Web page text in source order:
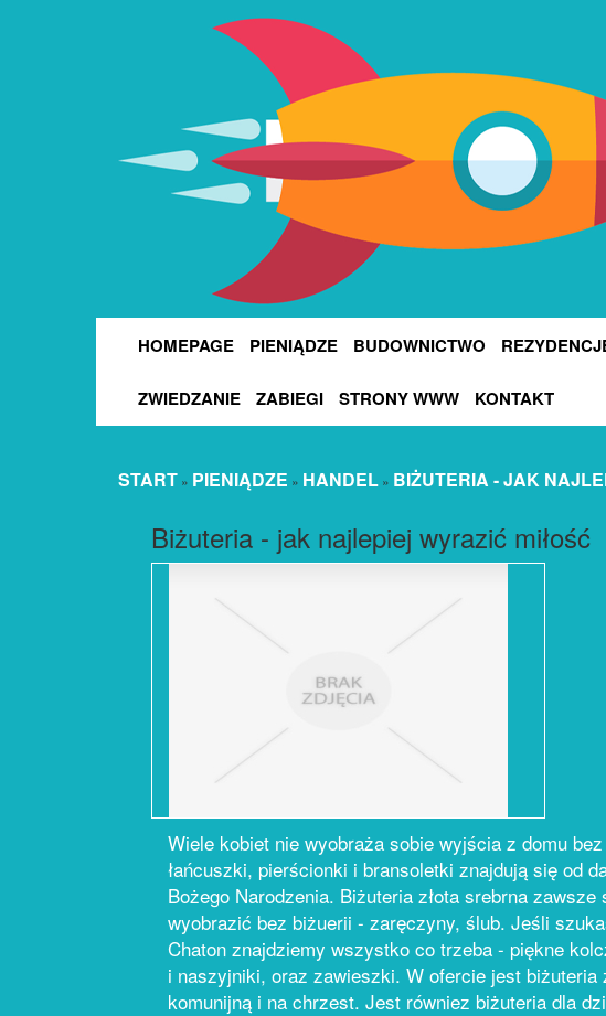
HOMEPAGE PIENIĄDZE BUDOWNICTWO
ZWIEDZANIE ZABIEGI STRONY WWW KONTAKT
START » PIENIĄDZE » HANDEL » BIŻUTERIA - JAK
Biżuteria - jak najlepiej wyrazić miłość
Wiele kobiet nie wyobraża sobie wyjścia z domu
łańcuszki, pierścionki i bransoletki znajdują się od
Bożego Narodzenia. Biżuteria złota srebrna
wyobrazić bez biżuerii - zaręczyny, ślub. Jeśli
Chaton znajdziemy wszystko co trzeba - piękne
i naszyjniki, oraz zawieszki. W ofercie jest
komunijną i na chrzest. Jest równiez biżuteria dla